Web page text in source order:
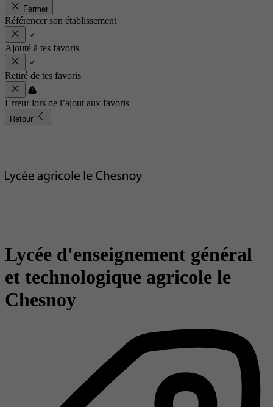
Fermer
Référencer son établissement
Ajouté à tes favoris
Retiré de tes favoris
Erreur lors de l’ajout aux favoris
Retour
Lycée d'enseignement général
et technologique agricole le
Chesnoy